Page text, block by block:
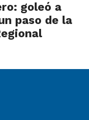
goleó a
paso de la